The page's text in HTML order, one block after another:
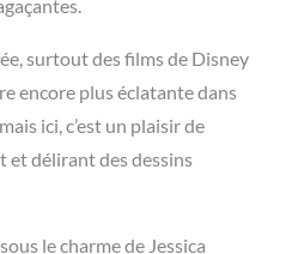
surtout des films de Disney
encore plus éclatante dans
ici, c’est un plaisir de
et délirant des dessins
le charme de Jessica